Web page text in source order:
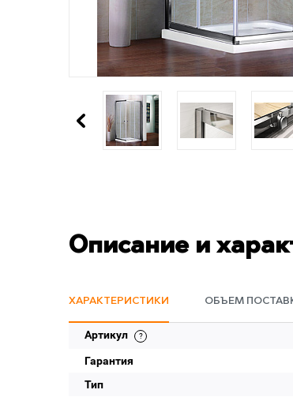
Описание и
ХАРАКТЕРИСТИКИ ОБЪЕМ
Артикул
Гарантия
Тип